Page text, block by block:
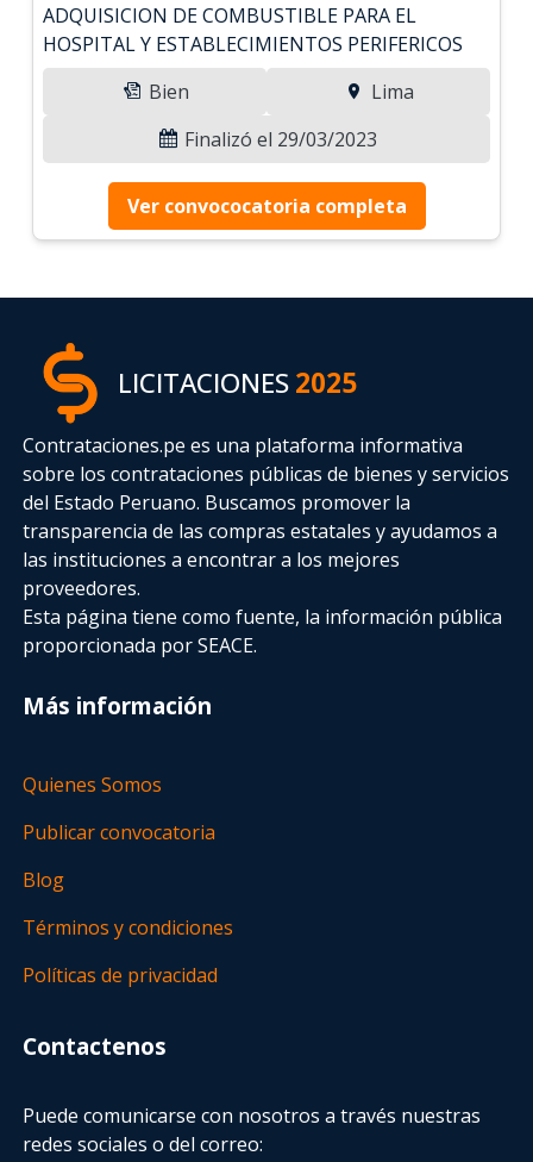
ADQUISICION DE COMBUSTIBLE PARA EL
HOSPITAL Y ESTABLECIMIENTOS PERIFERICOS
Bien
Lima
Finalizó el 29/03/2023
Ver convococatoria completa
LICITACIONES2025
Contrataciones.pe es una plataforma informativa
sobre los contrataciones públicas de bienes y servicios
del Estado Peruano. Buscamos promover la
transparencia de las compras estatalesy ayudamos a
las instituciones a encontrar a los mejores
proveedores.
Esta página tiene como fuente, la información pública
proporcionada por SEACE.
Más información
Quienes Somos
Publicar convocatoria
Blog
Términos y condiciones
Políticas de privacidad
Contactenos
Puede comunicarse con nosotros a través nuestras
redes sociales o del correo: